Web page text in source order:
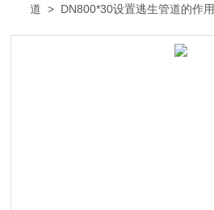
道 > DN800*30设置逃生管道的作用